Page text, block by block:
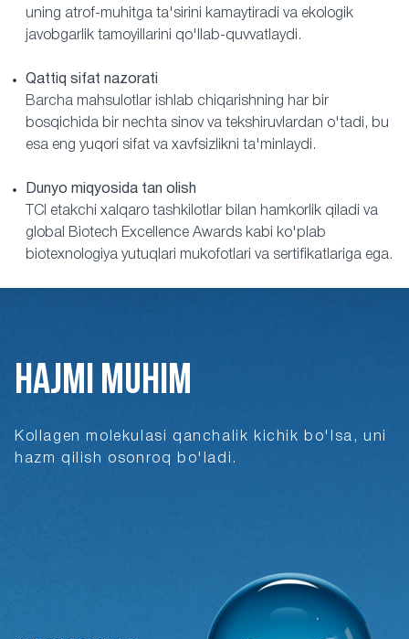
uning atrof-muhitga ta'sirini kamaytiradi va ekologik
javobgarlik tamoyillarini qo'llab-quvvatlaydi.
Qattiq sifat nazorati
Barcha mahsulotlar ishlab chiqarishning har bir
bosqichida bir nechta sinov va tekshiruvlardan o'tadi, bu
esa eng yuqori sifat va xavfsizlikni ta'minlaydi.
Dunyo miqyosida tan olish
TCI etakchi xalqaro tashkilotlar bilan hamkorlik qiladi va
global Biotech Excellence Awards kabi ko'plab
biotexnologiya yutuqlari mukofotlari va sertifikatlariga ega.
HAJMI MUHIM
Kollagen molekulasi qanchalik kichik bo'lsa, uni
hazm qilish osonroq bo'ladi.